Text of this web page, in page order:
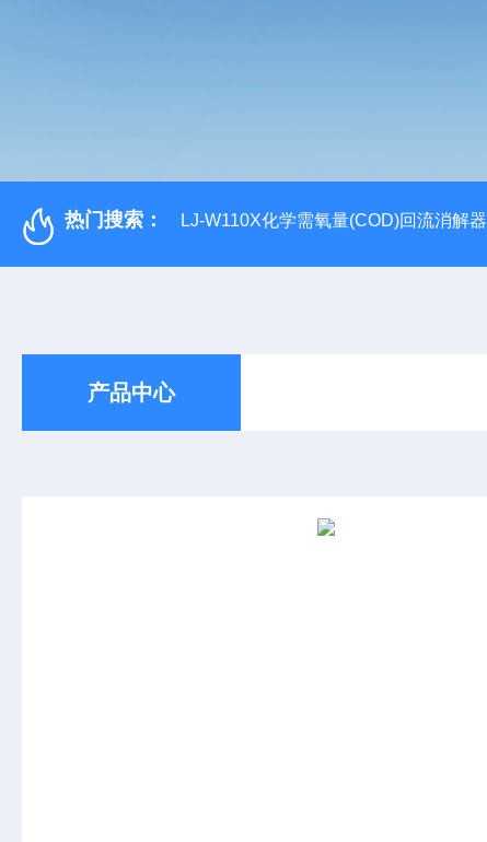
热门搜索： LJ-W110X化学需氧量(COD)回流消解器
产品中心